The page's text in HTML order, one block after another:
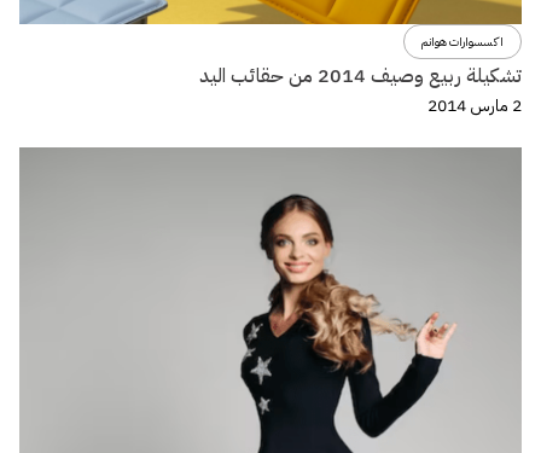
اكسسوارات هوانم
تشكيلة ربيع وصيف 2014 من حقائب اليد
2 مارس 2014